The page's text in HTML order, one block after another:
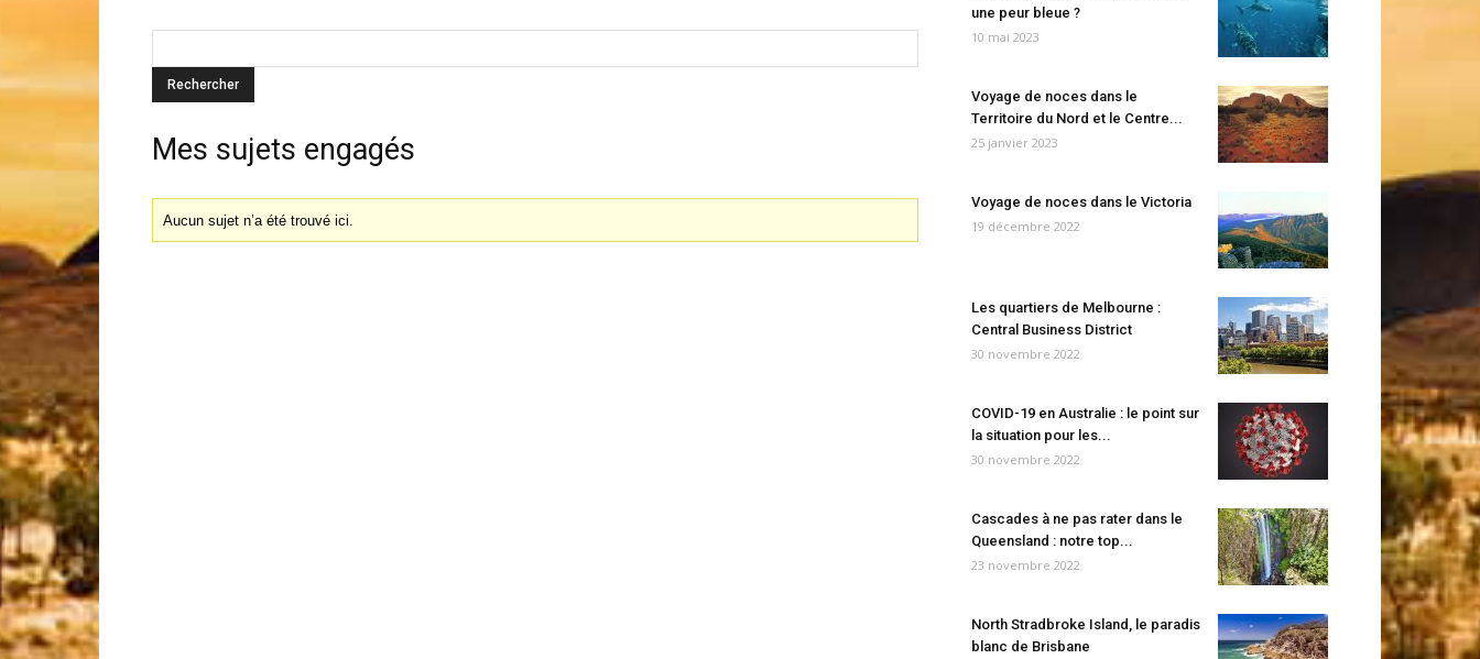
Mes sujets engagés
Aucun sujet n’a été trouvé ici.
une peur bleue ?
10 mai 2023
Voyage de noces dans le
Territoire du Nord et le Centre...
25 janvier 2023
Voyage de noces dans le Victoria
19 décembre 2022
Les quartiers de Melbourne :
Central Business District
30 novembre 2022
COVID-19 en Australie : le point sur
la situation pour les...
30 novembre 2022
Cascades à ne pas rater dans le
Queensland : notre top...
23 novembre 2022
North Stradbroke Island, le paradis
blanc de Brisbane